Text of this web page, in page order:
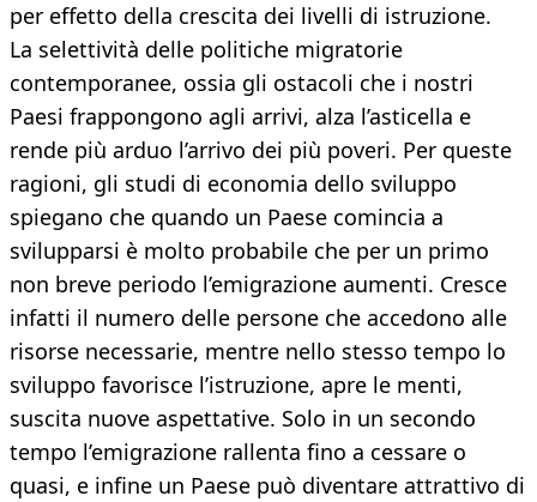
per effetto della crescita dei livelli di istruzione.
La selettività delle politiche migratorie
contemporanee, ossia gli ostacoli che i nostri
Paesi frappongono agli arrivi, alza l’asticella e
rende più arduo l’arrivo dei più poveri. Per queste
ragioni, gli studi di economia dello sviluppo
spiegano che quando un Paese comincia a
svilupparsi è molto probabile che per un primo
non breve periodo l’emigrazione aumenti. Cresce
infatti il numero delle persone che accedono alle
risorse necessarie, mentre nello stesso tempo lo
sviluppo favorisce l’istruzione, apre le menti,
suscita nuove aspettative. Solo in un secondo
tempo l’emigrazione rallenta fino a cessare o
quasi, e infine un Paese può diventare attrattivo di